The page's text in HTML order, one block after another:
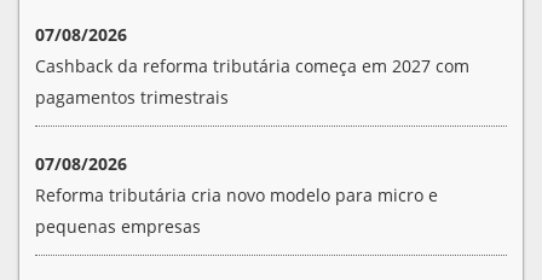
07/08/2026
Cashback da reforma tributária começa em 2027 com
pagamentos trimestrais
07/08/2026
Reforma tributária cria novo modelo para micro e
pequenas empresas